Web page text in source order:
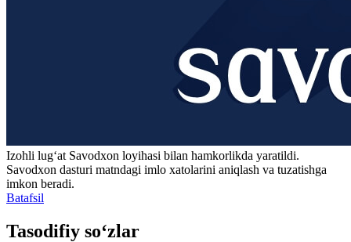
Izohli lugʻat Savodxon loyihasi bilan hamkorlikda yaratildi.
Savodxon dasturi matndagi imlo xatolarini aniqlash va tuzatishga
imkon beradi.
Batafsil
Tasodifiy so‘zlar